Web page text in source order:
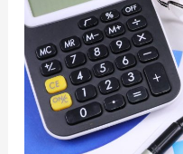
Ενδιαφέροντος